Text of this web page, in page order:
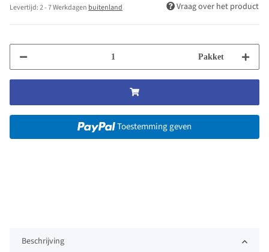
Levertijd:2 - 7 Werkdagen buitenland Vraag over het product
Pakket
Toestemming geven
Beschrijving